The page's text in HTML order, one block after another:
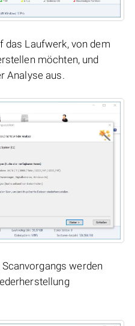
das Laufwerk, von dem
möchten, und
Analyse aus.
werden